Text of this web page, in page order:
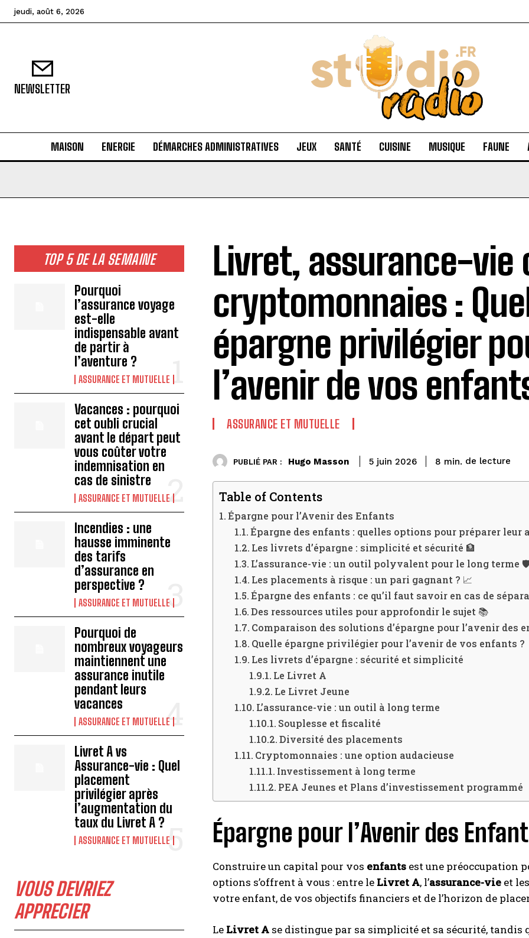
jeudi, août 6, 2026
NEWSLETTER
MAISON ENERGIE DÉMARCHES ADMINISTRATIVES JEUX SANTÉ CUISINE MUSIQUE FAUNE
TOP 5 DE LA SEMAINE
Pourquoi
l’assurance voyage
est-elle
indispensable avant
de partir à
l’aventure ?
ASSURANCE ET MUTUELLE
Vacances : pourquoi
cet oubli crucial
avant le départ peut
vous coûter votre
indemnisation en
cas de sinistre
ASSURANCE ET MUTUELLE
Incendies : une
hausse imminente
des tarifs
d’assurance en
perspective ?
ASSURANCE ET MUTUELLE
Pourquoi de
nombreux voyageurs
maintiennent une
assurance inutile
pendant leurs
vacances
ASSURANCE ET MUTUELLE
Livret A vs
Assurance-vie : Quel
placement
privilégier après
l’augmentation du
taux du Livret A ?
ASSURANCE ET MUTUELLE
VOUS DEVRIEZ
APPRECIER
Livret, assurance-vie
cryptomonnaies :
épargne privilégier
l’avenir de vos
ASSURANCE ET MUTUELLE
PUBLIÉ PAR : Hugo Masson 5 juin 2026 8 min. de lecture
Table of Contents
Épargne pour l’Avenir des Enfants
Épargne des enfants : quelles options pour préparer leur
Les livrets d’épargne : simplicité et sécurité 🏦
L’assurance-vie : un outil polyvalent pour le long terme
Les placements à risque : un pari gagnant ? 📈
Épargne des enfants : ce qu’il faut savoir en cas de
Des ressources utiles pour approfondir le sujet 📚
Comparaison des solutions d’épargne pour l’avenir des
Quelle épargne privilégier pour l’avenir de vos enfants ?
Les livrets d’épargne : sécurité et simplicité
Le Livret A
Le Livret Jeune
L’assurance-vie : un outil à long terme
Souplesse et fiscalité
Diversité des placements
Cryptomonnaies : une option audacieuse
Investissement à long terme
PEA Jeunes et Plans d’investissement programmé
Épargne pour l’Avenir des
Construire un capital pour vos enfants est une préoccupation
options s’offrent à vous : entre le Livret A, l’assurance-vie et
votre enfant, de vos objectifs financiers et de l’horizon de
Le Livret A se distingue par sa simplicité et sa sécurité, tandis